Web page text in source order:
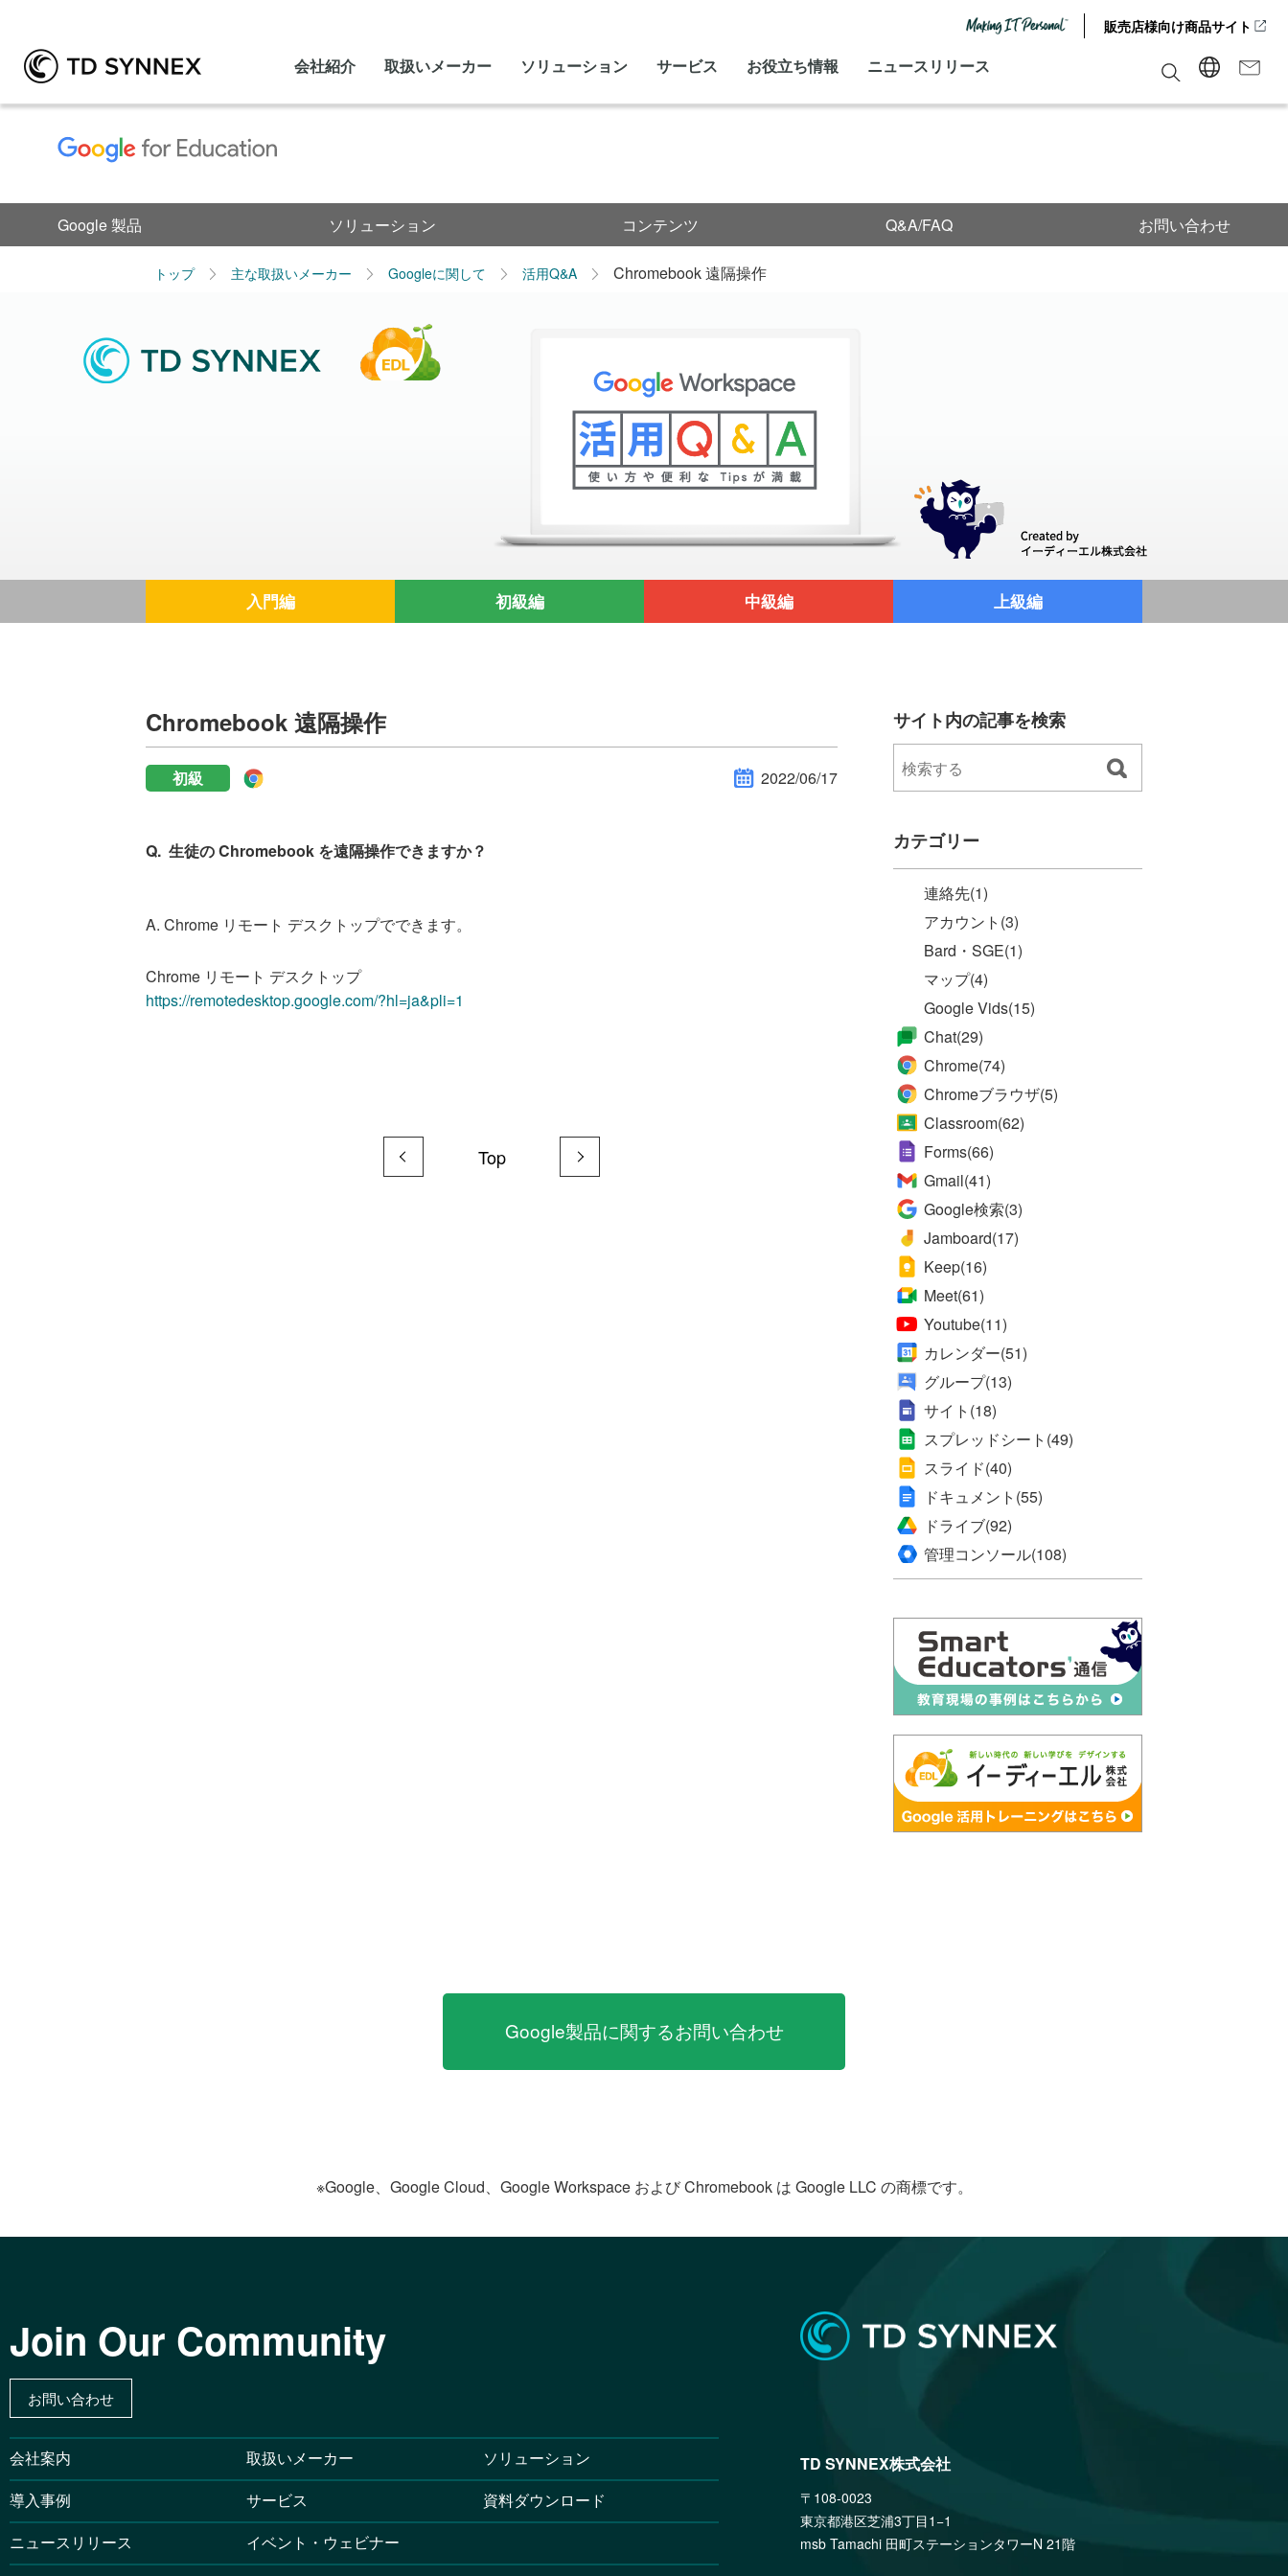
販売店様向け商品サイト
会社紹介 取扱いメーカー ソリューション サービス お役立ち情報 ニュースリリース
Google 製品 ソリューション コンテンツ Q&A/FAQ お問い合わせ
トップ 主な取扱いメーカー Googleに関して 活用Q&A Chromebook 遠隔操作
入門編 初級編 中級編 上級編
Chromebook 遠隔操作
初級 2022/06/17
生徒の Chromebook を遠隔操作できますか？
A. Chrome リモート デスクトップでできます。
Chrome リモート デスクトップ
https://remotedesktop.google.com/?hl=ja&pli=1
Top
サイト内の記事を検索
カテゴリー
連絡先(1)
アカウント (3)
Bard・SGE(1)
マップ(4)
Google Vids(15)
Chat(29)
Chrome(74)
Chromeブラウザ(5)
Classroom(62)
Forms(66)
Gmail(41)
Google検索(3)
Jamboard(17)
Keep(16)
Meet(61)
Youtube(11)
カレンダー(51)
グループ(13)
サイト (18)
スプレッドシート (49)
スライド(40)
ドキュメント (55)
ドライブ(92)
管理コンソール(108)
Google製品に関するお問い合わせ
※Google、Google Cloud、Google Workspace および Chromebook は Google LLC の商標です。
Join Our Community
お問い合わせ
会社案内 取扱いメーカー
ソリューション
導入事例
サービス
資料ダウンロード
ニュースリリース
イベント・ウェビナー
TD SYNNEX株式会社
〒108-0023
東京都港区芝浦3丁目1−1
msb Tamachi 田町ステーションタワーN 21階